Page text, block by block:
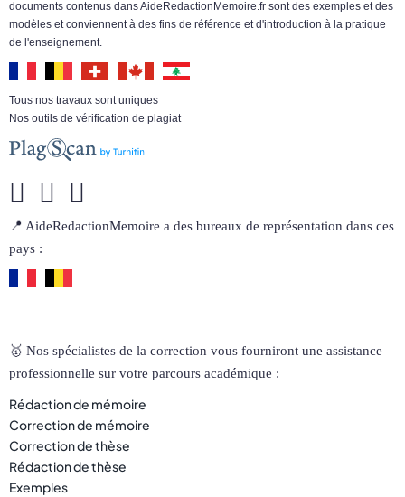
documents contenus dans AideRedactionMemoire.fr sont des exemples et des
modèles et conviennent à des fins de référence et d'introduction à la pratique
de l'enseignement.
Tous nos travaux sont uniques
Nos outils de vérification de plagiat
📍 AideRedactionMemoire a des bureaux de représentation dans ces
pays :
🥇 Nos spécialistes de la correction vous fourniront une assistance
professionnelle sur votre parcours académique :
Rédaction de mémoire
Correction de mémoire
Correction de thèse
Rédaction de thèse
Exemples